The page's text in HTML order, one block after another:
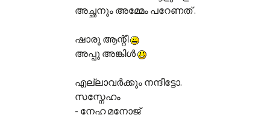
അച്ഛനും അമ്മേം പറേണത് .
ഷാരു ആന്റീ
അപ്പു അങ്കിള്‍‌
എല്ലാവര്‍ക്കും നന്ദീട്ടോ.
സസ്നേഹം
- നേഹ മനോജ്